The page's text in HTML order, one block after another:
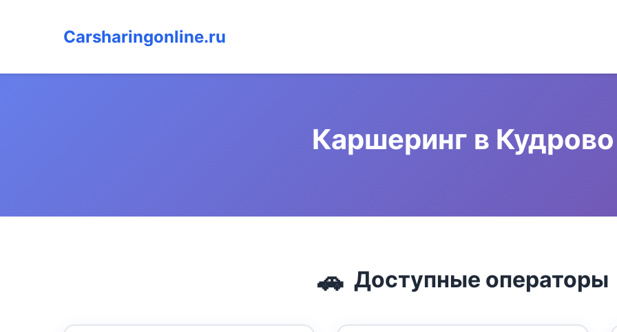
Carsharingonline.ru
Каршеринг в Кудрово
🚗 Доступные операторы